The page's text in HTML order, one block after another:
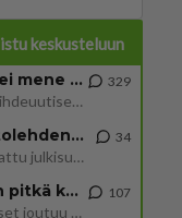
keskusteluun
Martinan bisneksillä ei mene hyvin
https://www.iltalehti.fi/viihdeuutiset/a/c46da6ab-340f-4790-aaa7-0865eed2336 Yrityksen konkurssihakemus on tullut kärä
329
Tiesitkö? Martina Aitolehden isäpuoli on tämä suosittu laulaja
Martina Aitolehti on seurattu julkisuuden henkilö. Lähipiiriin mahtuu muitakin tunnettuja henkilöitä. Tiesitkö, että Ma
34
2 km on nykyään liian pitkä koulumatka
Hesarissa päivitellään lapset joutuu nyt kulkemaan 2 km kouluun jösses. Ruostefillarilla tuo matka menee vaikka miten äk
107